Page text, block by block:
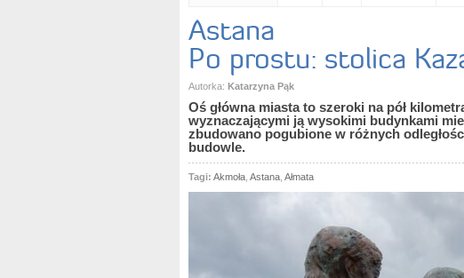
Astana
Po prostu: stolica
Autorka: Katarzyna Pąk
Oś główna miasta to szeroki na pół
wyznaczającymi ją wysokimi budynkami
zbudowano pogubione w różnych
budowle.
Tagi: Akmoła Astana Ałmata